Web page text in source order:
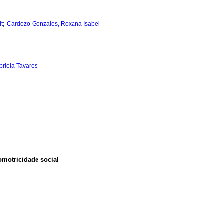
; Cardozo-Gonzales, Roxana Isabel
Tavares
social